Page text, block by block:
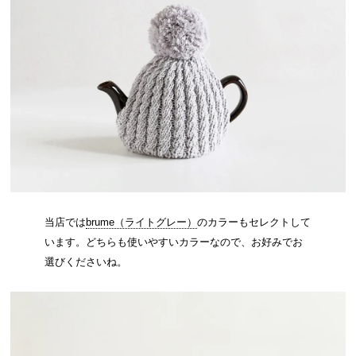
当店では brume（ライトグレー） のカラーもセレクトして
います。どちらも使いやすいカラーなので、お好みでお
選びくださいね。